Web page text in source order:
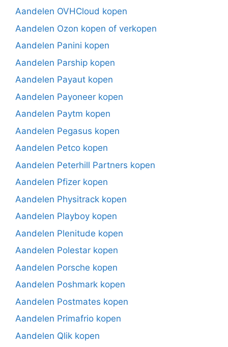
Aandelen OVHCloud kopen
Aandelen Ozon kopen of verkopen
Aandelen Panini kopen
Aandelen Parship kopen
Aandelen Payaut kopen
Aandelen Payoneer kopen
Aandelen Paytm kopen
Aandelen Pegasus kopen
Aandelen Petco kopen
Aandelen Peterhill Partners kopen
Aandelen Pfizer kopen
Aandelen Physitrack kopen
Aandelen Playboy kopen
Aandelen Plenitude kopen
Aandelen Polestar kopen
Aandelen Porsche kopen
Aandelen Poshmark kopen
Aandelen Postmates kopen
Aandelen Primafrio kopen
Aandelen Qlik kopen